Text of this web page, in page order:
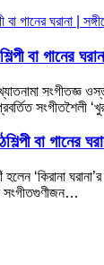
বা গানের
সংগীতজ্ঞ
সংগীতশৈলী
বা গানের
হলেন ‘কিরানা
সংগীতগুণীজন…